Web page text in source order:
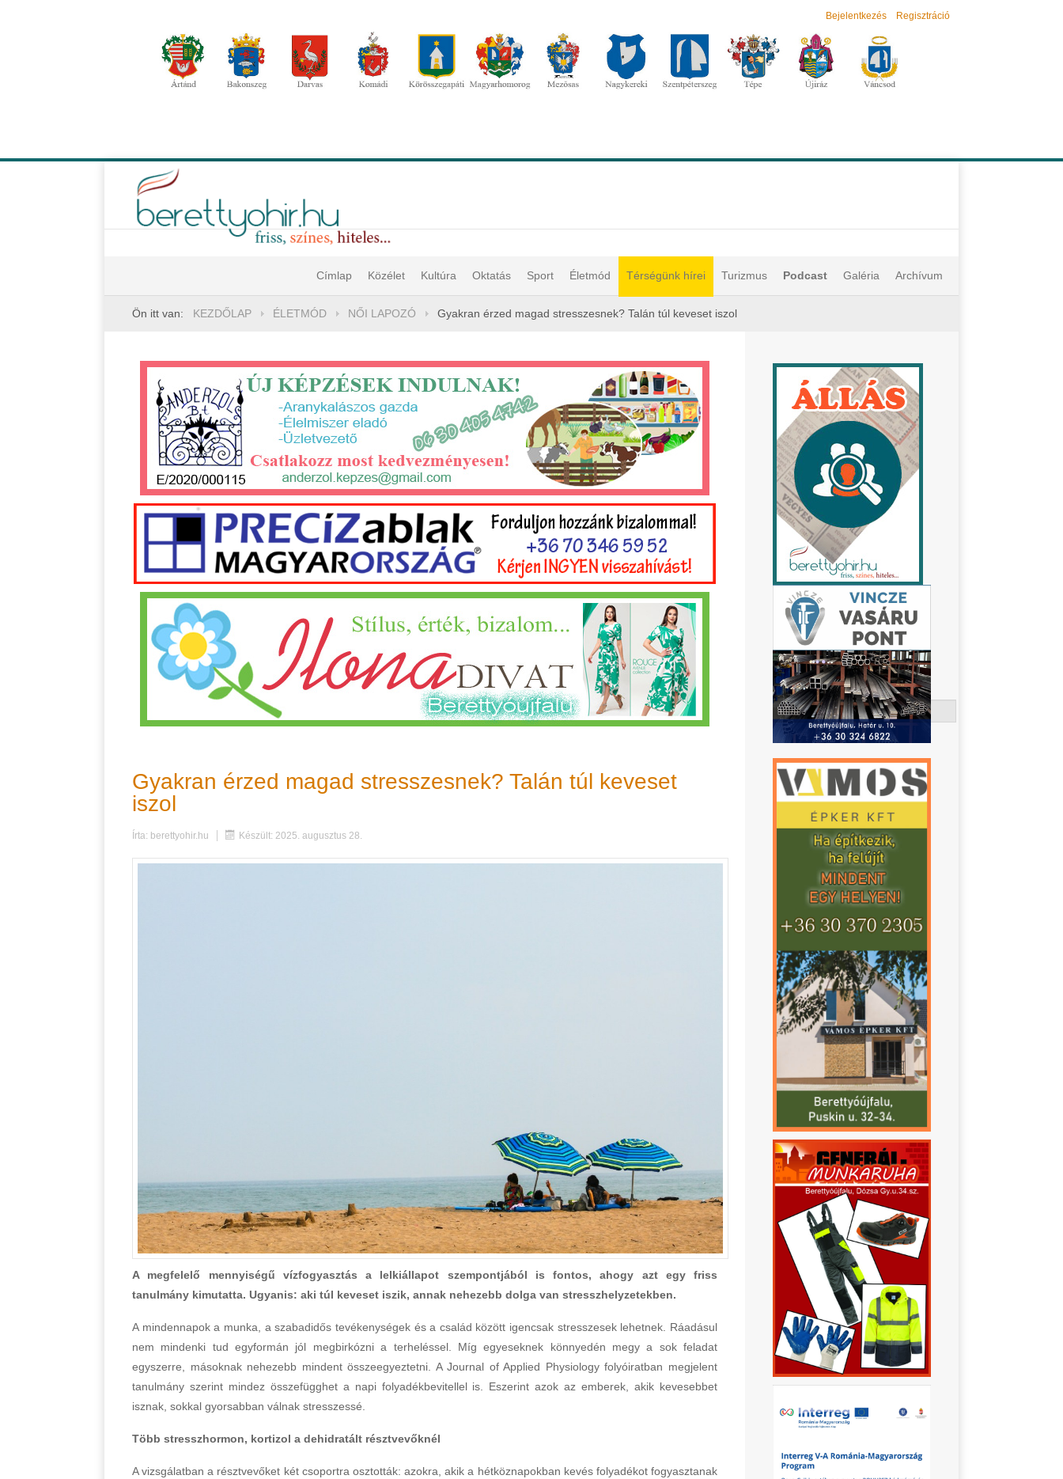
Bejelentkezés Regisztráció
Címlap Közélet Kultúra Oktatás Sport Életmód Térségünk hírei Turizmus Podcast Galéria Archívum
Ön itt van: KEZDŐLAP ÉLETMÓD NŐI LAPOZÓ Gyakran érzed magad stresszesnek? Talán túl keveset iszol
Keresés
Gyakran érzed magad stresszesnek? Talán túl keveset
iszol
Írta: berettyohir.hu Készült: 2025. augusztus 28.
A megfelelő mennyiségű vízfogyasztás a lelkiállapot szempontjából is fontos, ahogy azt egy friss
tanulmány kimutatta. Ugyanis: aki túl keveset iszik, annak nehezebb dolga van stresszhelyzetekben.
A mindennapok a munka, a szabadidős tevékenységek és a család között igencsak stresszesek lehetnek. Ráadásul
nem mindenki tud egyformán jól megbirkózni a terheléssel. Míg egyeseknek könnyedén megy a sok feladat
egyszerre, másoknak nehezebb mindent összeegyeztetni. A Journal of Applied Physiology folyóiratban megjelent
tanulmány szerint mindez összefügghet a napi folyadékbevitellel is. Eszerint azok az emberek, akik kevesebbet
isznak, sokkal gyorsabban válnak stresszessé.
Több stresszhormon, kortizol a dehidratált résztvevőknél
A vizsgálatban a résztvevőket két csoportra osztották: azokra, akik a hétköznapokban kevés folyadékot fogyasztanak